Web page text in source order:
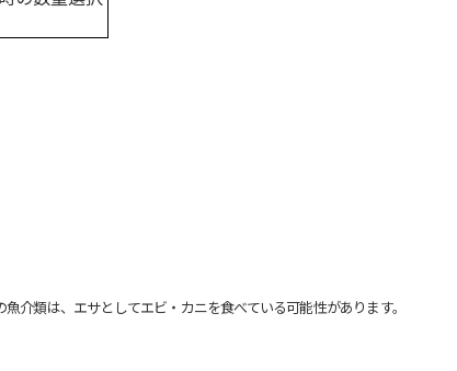
類は、エサとしてエビ・カニを食べている可能性があります。